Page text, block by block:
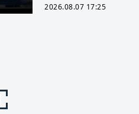
2026.08.07 17:25